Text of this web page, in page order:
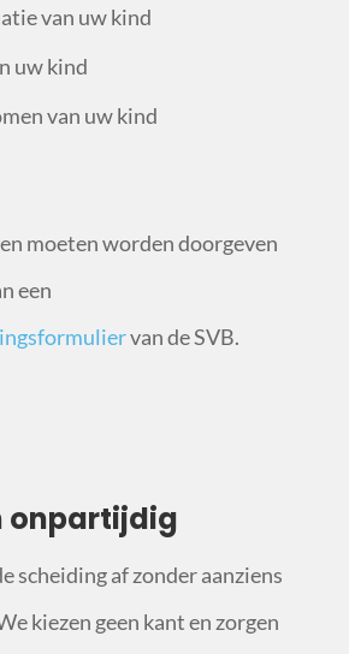
van uw kind
uw kind
van uw kind
moeten worden doorgeven
een
van de SVB.
onpartijdig
scheiding af zonder aanziens
kiezen geen kant en zorgen